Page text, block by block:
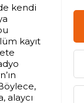
kendi
kayıt
alaycı